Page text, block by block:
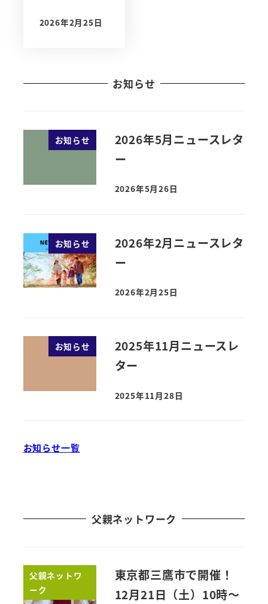
2026年2月25日
お知らせ
お知らせ
2026年5月ニュースレタ
ー
2026年5月26日
お知らせ
2026年2月ニュースレタ
ー
2026年2月25日
お知らせ
2025年11月ニュースレ
ター
2025年11月28日
お知らせ一覧
父親ネットワーク
父親ネットワ
ーク
東京都三鷹市で開催！
12月21日（土）10時～